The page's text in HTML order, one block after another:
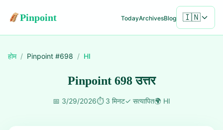
Pinpoint TodayArchivesBlog 🇮🇳
होम / Pinpoint #698 / HI
Pinpoint 698 उत्तर
📅 3/29/2026⏱️ 3 मिनट✓ सत्यापित🌍 HI